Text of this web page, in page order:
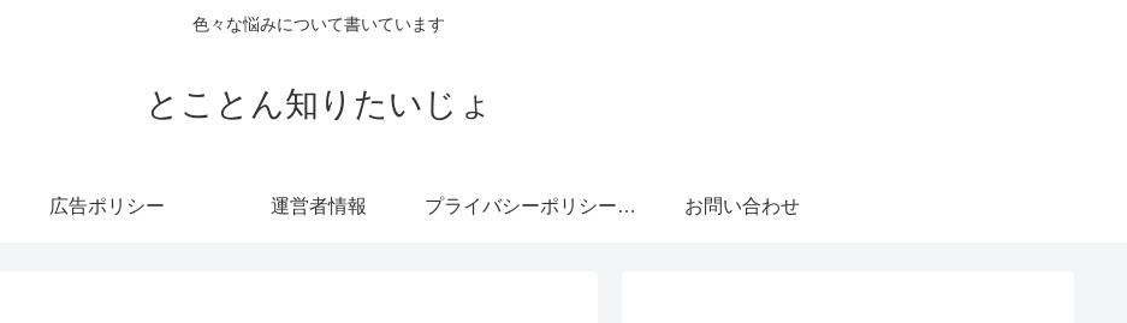
色々な悩みについて書いています
とことん知りたいじょ
広告ポリシー 運営者情報 プライバシーポリシー・免責事項 お問い合わせ